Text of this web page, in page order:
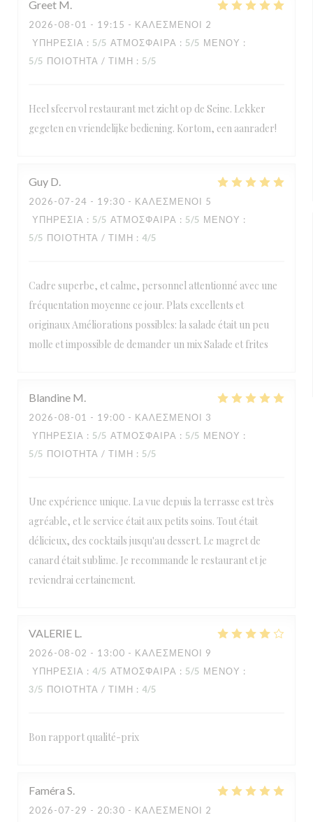
Greet M
2026-08-01 - 19:15 - ΚΑΛΕΣΜΈΝΟΙ 2
ΥΠΗΡΕΣΊΑ : 5/5 ΑΤΜΌΣΦΑΙΡΑ : 5/5 ΜΕΝΟΎ :
5/5 ΠΟΙΌΤΗΤΑ / ΤΙΜΉ : 5/5
Heel sfeervol restaurant met zicht op de Seine. Lekker
gegeten en vriendelijke bediening. Kortom, een aanrader!
Guy D
2026-07-24 - 19:30 - ΚΑΛΕΣΜΈΝΟΙ 5
ΥΠΗΡΕΣΊΑ : 5/5 ΑΤΜΌΣΦΑΙΡΑ : 5/5 ΜΕΝΟΎ :
5/5 ΠΟΙΌΤΗΤΑ / ΤΙΜΉ : 4/5
Cadre superbe, et calme, personnel attentionné avec une
fréquentation moyenne ce jour. Plats excellents et
originaux Améliorations possibles: la salade était un peu
molle et impossible de demander un mix Salade et frites
Blandine M
2026-08-01 - 19:00 - ΚΑΛΕΣΜΈΝΟΙ 3
ΥΠΗΡΕΣΊΑ : 5/5 ΑΤΜΌΣΦΑΙΡΑ : 5/5 ΜΕΝΟΎ :
5/5 ΠΟΙΌΤΗΤΑ / ΤΙΜΉ : 5/5
Une expérience unique. La vue depuis la terrasse est très
agréable, et le service était aux petits soins. Tout était
délicieux, des cocktails jusqu'au dessert. Le magret de
canard était sublime. Je recommande le restaurant et je
reviendrai certainement.
VALERIE L
2026-08-02 - 13:00 - ΚΑΛΕΣΜΈΝΟΙ 9
ΥΠΗΡΕΣΊΑ : 4/5 ΑΤΜΌΣΦΑΙΡΑ : 5/5 ΜΕΝΟΎ :
3/5 ΠΟΙΌΤΗΤΑ / ΤΙΜΉ : 4/5
Bon rapport qualité-prix
Faméra S
2026-07-29 - 20:30 - ΚΑΛΕΣΜΈΝΟΙ 2